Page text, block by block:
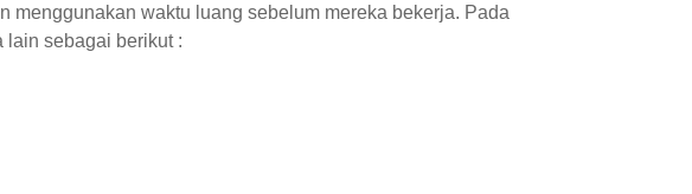
menggunakan waktu luang sebelum mereka bekerja. Pada
lain sebagai berikut :